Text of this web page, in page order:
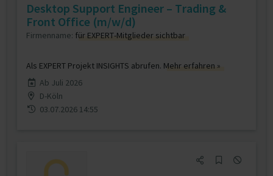
Desktop Support Engineer – Trading &
Front Office (m/w/d)
Firmenname: für EXPERT-Mitglieder sichtbar
Als EXPERT Projekt INSIGHTS abrufen. Mehr erfahren »
Ab Juli 2026
D-Köln
03.07.2026 14:55